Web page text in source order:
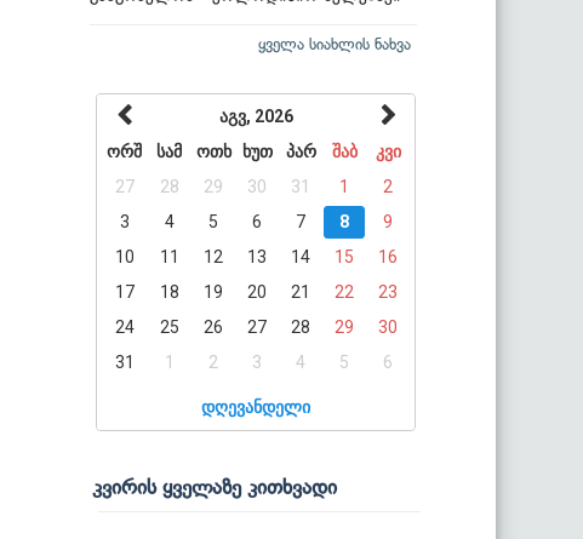
ყველა სიახლის ნახვა
აგვ, 2026
ორშ
სამ ოთხ ხუთ პარ შაბ
კვი
27
28 29 30 31 1
2
3
4 5 6 7 8
9
10
11 12 13 14 15
16
17
18 19 20 21 22
23
24
25 26 27 28 29
30
31
1 2 3 4 5 6
დღევანდელი
კვირის ყველაზე კითხვადი